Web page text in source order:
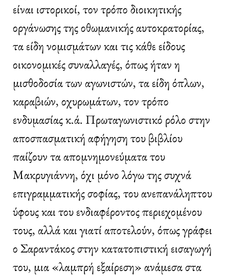
είναι ιστορικοί, τον τρόπο διοικητικής
οργάνωσης της οθωμανικής αυτοκρατορίας,
τα είδη νομισμάτων και τις κάθε είδους
οικονομικές συναλλαγές, όπως ήταν η
μισθοδοσία των αγωνιστών, τα είδη όπλων,
καραβιών, οχυρωμάτων, τον τρόπο
ενδυμασίας κ.ά. Πρωταγωνιστικό ρόλο στην
αποσπασματική αφήγηση του βιβλίου
παίζουν τα απομνημονεύματα του
Μακρυγιάννη, όχι μόνο λόγω της συχνά
επιγραμματικής σοφίας, του ανεπανάληπτου
ύφους και του ενδιαφέροντος περιεχομένου
τους, αλλά και γιατί αποτελούν, όπως γράφει
ο Σαραντάκος στην κατατοπιστική εισαγωγή
του, μια «λαμπρή εξαίρεση» ανάμεσα στα